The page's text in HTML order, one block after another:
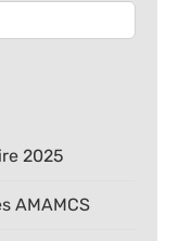
2025
AMAMCS